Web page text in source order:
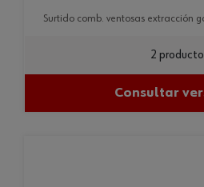
surtido comb. ventosas extracción
2
Consultar